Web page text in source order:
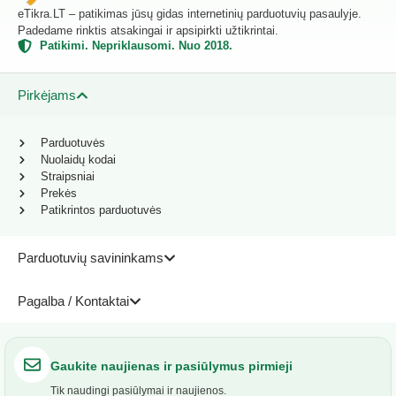
eTikra.LT – patikimas jūsų gidas internetinių parduotuvių pasaulyje.
Padedame rinktis atsakingai ir apsipirkti užtikrintai.
Patikimi. Nepriklausomi. Nuo 2018.
Pirkėjams
Parduotuvių savininkams
Pagalba / Kontaktai
Parduotuvės
Nuolaidų kodai
Straipsniai
Prekės
Patikrintos parduotuvės
Gaukite naujienas ir pasiūlymus pirmieji
Tik naudingi pasiūlymai ir naujienos.